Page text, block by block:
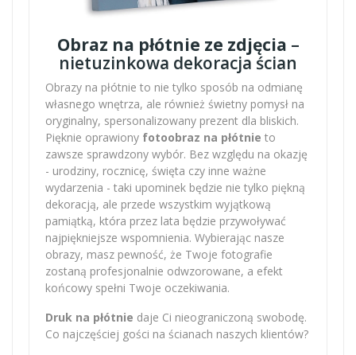
Obraz na płótnie ze zdjęcia –
nietuzinkowa dekoracja ścian
Obrazy na płótnie to nie tylko sposób na odmianę
własnego wnętrza, ale również świetny pomysł na
oryginalny, spersonalizowany prezent dla bliskich.
Pięknie oprawiony fotoobraz na płótnie to
zawsze sprawdzony wybór. Bez względu na okazję
- urodziny, rocznicę, święta czy inne ważne
wydarzenia - taki upominek będzie nie tylko piękną
dekoracją, ale przede wszystkim wyjątkową
pamiątką, która przez lata będzie przywoływać
najpiękniejsze wspomnienia. Wybierając nasze
obrazy, masz pewność, że Twoje fotografie
zostaną profesjonalnie odwzorowane, a efekt
końcowy spełni Twoje oczekiwania.
Druk na płótnie daje Ci nieograniczoną swobodę.
Co najczęściej gości na ścianach naszych klientów?